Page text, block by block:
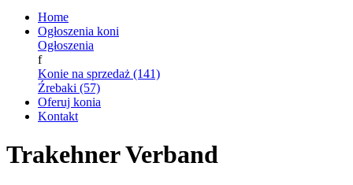
Home
Ogłoszenia koni
Ogłoszenia
f
Konie na sprzedaż (141)
Źrebaki (57)
Oferuj konia
Kontakt
Trakehner Verband